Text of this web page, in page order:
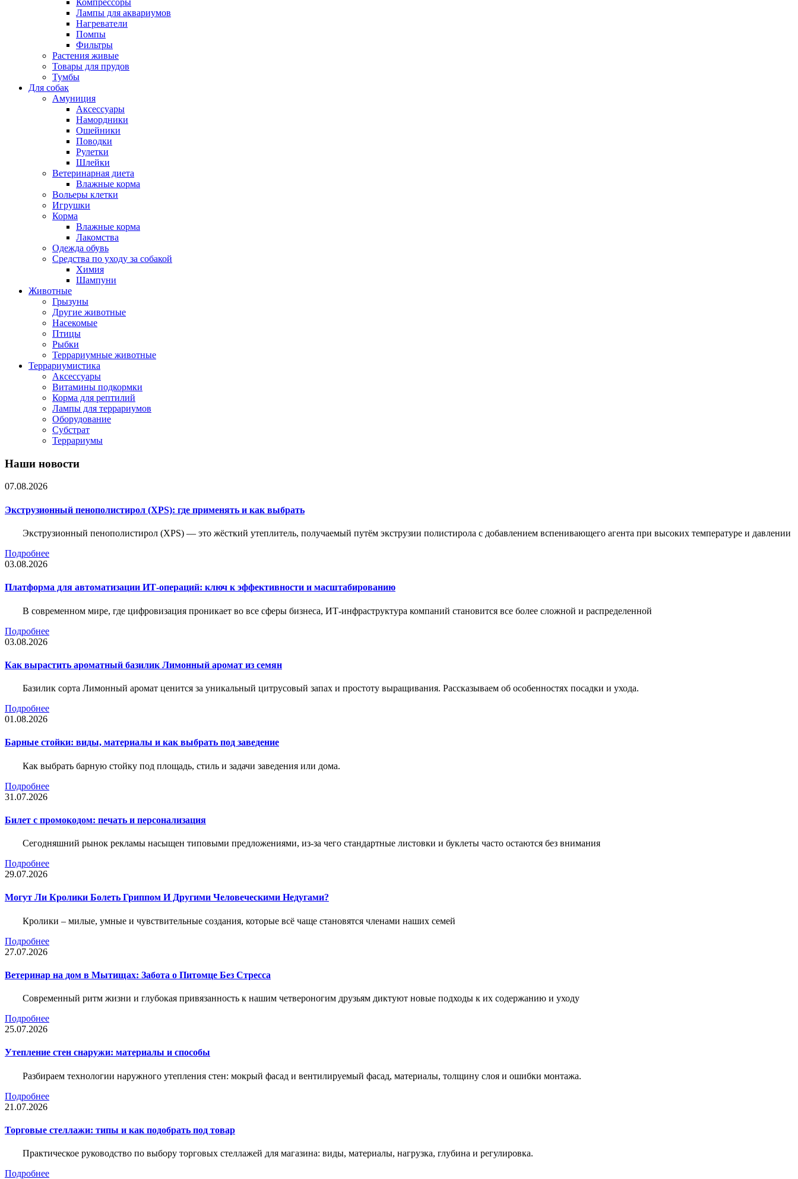
Компрессоры
Лампы для аквариумов
Нагреватели
Помпы
Фильтры
Растения живые
Товары для прудов
Тумбы
Для собак
Амуниция
Аксессуары
Намордники
Ошейники
Поводки
Рулетки
Шлейки
Ветеринарная диета
Влажные корма
Вольеры клетки
Игрушки
Корма
Влажные корма
Лакомства
Одежда обувь
Средства по уходу за собакой
Химия
Шампуни
Животные
Грызуны
Другие животные
Насекомые
Птицы
Рыбки
Террариумные животные
Террариумистика
Аксессуары
Витамины подкормки
Корма для рептилий
Лампы для террариумов
Оборудование
Субстрат
Террариумы
Наши новости
07.08.2026
Экструзионный пенополистирол (XPS): где применять и как выбрать
Экструзионный пенополистирол (XPS) — это жёсткий утеплитель, получаемый путём экструзии полистирола с добавлением вспенивающего агента при высоких температуре и давлении
Подробнее
03.08.2026
Платформа для автоматизации ИТ-операций: ключ к эффективности и масштабированию
В современном мире, где цифровизация проникает во все сферы бизнеса, ИТ-инфраструктура компаний становится все более сложной и распределенной
Подробнее
03.08.2026
Как вырастить ароматный базилик Лимонный аромат из семян
Базилик сорта Лимонный аромат ценится за уникальный цитрусовый запах и простоту выращивания. Рассказываем об особенностях посадки и ухода.
Подробнее
01.08.2026
Барные стойки: виды, материалы и как выбрать под заведение
Как выбрать барную стойку под площадь, стиль и задачи заведения или дома.
Подробнее
31.07.2026
Билет c промокодом: печать и персонализация
Сегодняшний рынок рекламы насыщен типовыми предложениями, из-за чего стандартные листовки и буклеты часто остаются без внимания
Подробнее
29.07.2026
Могут Ли Кролики Болеть Гриппом И Другими Человеческими Недугами?
Кролики – милые, умные и чувствительные создания, которые всё чаще становятся членами наших семей
Подробнее
27.07.2026
Ветеринар на дом в Мытищах: Забота о Питомце Без Стресса
Современный ритм жизни и глубокая привязанность к нашим четвероногим друзьям диктуют новые подходы к их содержанию и уходу
Подробнее
25.07.2026
Утепление стен снаружи: материалы и способы
Разбираем технологии наружного утепления стен: мокрый фасад и вентилируемый фасад, материалы, толщину слоя и ошибки монтажа.
Подробнее
21.07.2026
Торговые стеллажи: типы и как подобрать под товар
Практическое руководство по выбору торговых стеллажей для магазина: виды, материалы, нагрузка, глубина и регулировка.
Подробнее